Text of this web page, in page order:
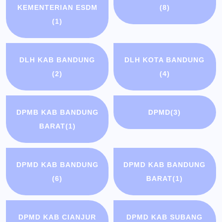
KEMENTERIAN ESDM
(1)
(8)
DLH KAB BANDUNG
(2)
DLH KOTA BANDUNG
(4)
DPMB KAB BANDUNG
BARAT(1)
DPMD(3)
DPMD KAB BANDUNG
(6)
DPMD KAB BANDUNG
BARAT(1)
DPMD KAB CIANJUR
DPMD KAB SUBANG